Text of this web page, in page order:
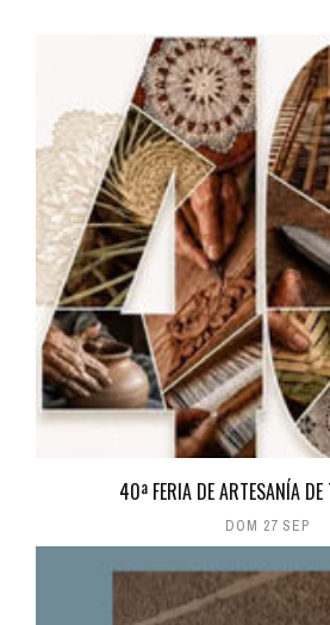
40ª FERIA DE ARTESANÍA DE
DOM 27 SEP